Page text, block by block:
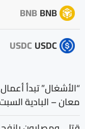
BNB
BNB
USDC
USDC
“الأشغال” تبدأ
معان – البادية